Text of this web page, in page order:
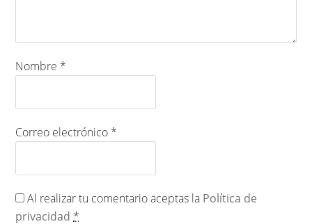
Nombre *
Correo electrónico *
Al realizar tu comentario aceptas la Política de
privacidad *